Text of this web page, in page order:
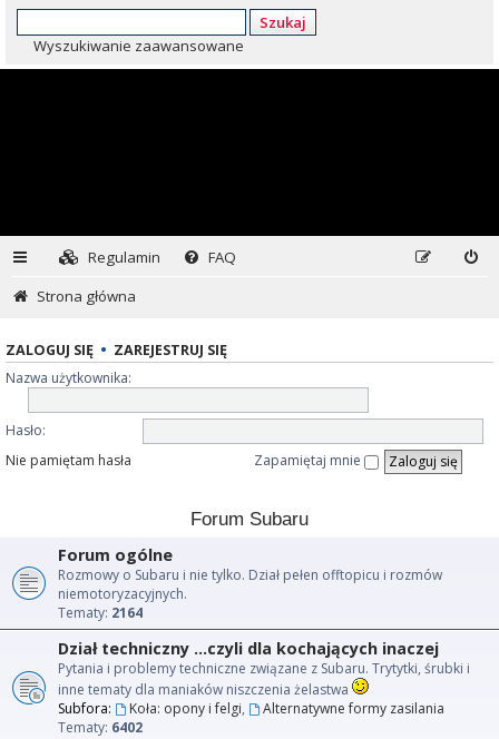
Szukaj
Wyszukiwanie zaawansowane
Regulamin
FAQ
Strona główna
ZALOGUJ SIĘ • ZAREJESTRUJ SIĘ
Nazwa użytkownika:
Hasło:
Nie pamiętam hasła
Zapamiętaj mnie
Forum Subaru
Forum ogólne
Rozmowy o Subaru i nie tylko. Dział pełen offtopicu i rozmów
niemotoryzacyjnych.
Tematy: 2164
Dział techniczny ...czyli dla kochających inaczej
Pytania i problemy techniczne związane z Subaru. Trytytki, śrubki i
inne tematy dla maniaków niszczenia żelastwa
Subfora:
Koła: opony i felgi,
Alternatywne formy zasilania
Tematy: 6402